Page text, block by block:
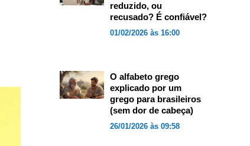
reduzido, ou
recusado? É confiável?
01/02/2026 às 16:00
O alfabeto grego
explicado por um
grego para brasileiros
(sem dor de cabeça)
26/01/2026 às 09:58